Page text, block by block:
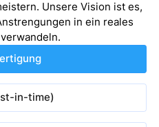
Unsere Vision ist es,
in ein reales
in-time)